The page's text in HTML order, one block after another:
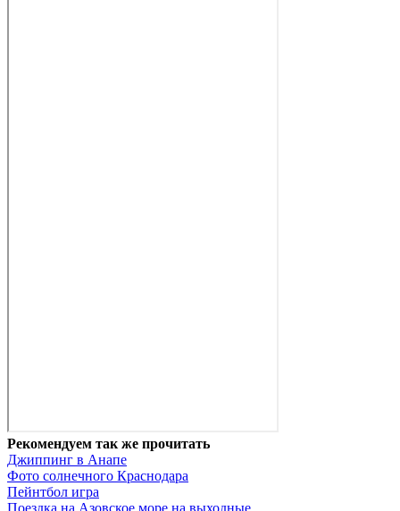
Рекомендуем так же прочитать
Джиппинг в Анапе
Фото солнечного Краснодара
Пейнтбол игра
Поездка на Азовское море на выходные